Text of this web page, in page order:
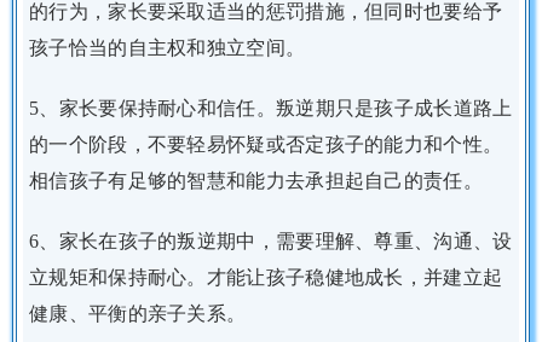
的行为，家长要采取适当的惩罚措施，但同时也要给予
孩子恰当的自主权和独立空间。
5、家长要保持耐心和信任。叛逆期只是孩子成长道路上
的一个阶段，不要轻易怀疑或否定孩子的能力和个性。
相信孩子有足够的智慧和能力去承担起自己的责任。
6、家长在孩子的叛逆期中，需要理解、尊重、沟通、设
立规矩和保持耐心。才能让孩子稳健地成长，并建立起
健康、平衡的亲子关系。